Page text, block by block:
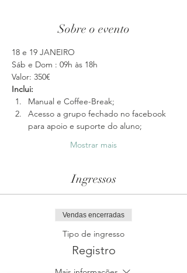
Sobre o evento
18 e 19 JANEIRO
Sáb e Dom : 09h às 18h
Valor: 350€
Inclui:
Manual e Coffee-Break;
Acesso a grupo fechado no facebook
para apoio e suporte do aluno;
Mostrar mais
Ingressos
Vendas encerradas
Tipo de ingresso
Registro